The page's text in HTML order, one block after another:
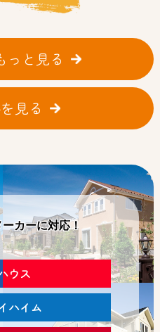
っと見る
見る
カーに対応！
ウス
ハイム